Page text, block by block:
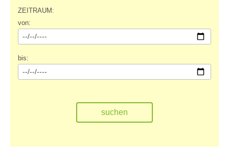
ZEITRAUM:
von:
bis: